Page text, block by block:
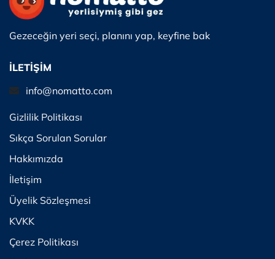
Gezeceğin yeri seçi, planını yap, keyfine bak
İLETİŞİM
info@nomatto.com
Gizlilik Politikası
Sıkça Sorulan Sorular
Hakkımızda
İletişim
Üyelik Sözleşmesi
KVKK
Çerez Politikası